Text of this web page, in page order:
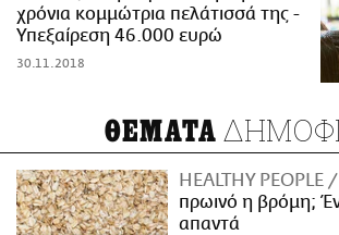
χρόνια κομμώτρια πελάτισσά της -
Υπεξαίρεση 46.000 ευρώ
30.11.2018
ΘΕΜΑΤΑ
HEALTHY PEOPLE
πρωινό η βρόμη;
απαντά